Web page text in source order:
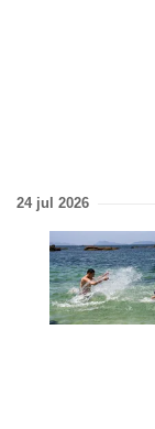
24 jul 2026